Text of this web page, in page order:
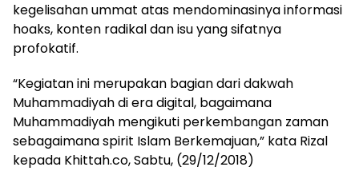
kegelisahan ummat atas mendominasinya informasi
hoaks, konten radikal dan isu yang sifatnya
profokatif.
“Kegiatan ini merupakan bagian dari dakwah
Muhammadiyah di era digital, bagaimana
Muhammadiyah mengikuti perkembangan zaman
sebagaimana spirit Islam Berkemajuan,” kata Rizal
kepada Khittah.co, Sabtu, (29/12/2018)